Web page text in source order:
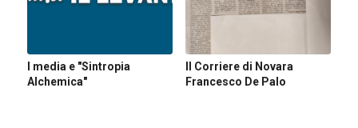
I media e "Sintropia
Alchemica"
Il Corriere di Novara
Francesco De Palo